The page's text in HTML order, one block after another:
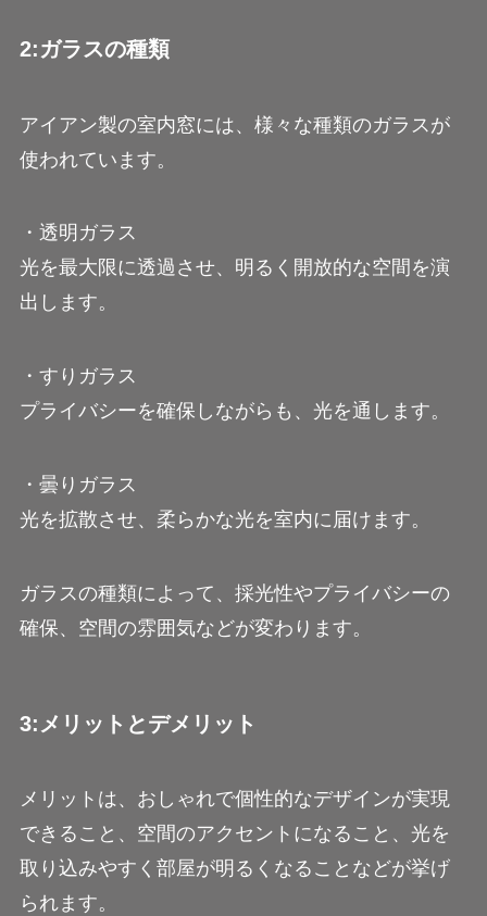
2:ガラスの種類
アイアン製の室内窓には、様々な種類のガラスが
使われています。
・透明ガラス
光を最大限に透過させ、明るく開放的な空間を演
出します。
・すりガラス
プライバシーを確保しながらも、光を通します。
・曇りガラス
光を拡散させ、柔らかな光を室内に届けます。
ガラスの種類によって、採光性やプライバシーの
確保、空間の雰囲気などが変わります。
3:メリットとデメリット
メリットは、おしゃれで個性的なデザインが実現
できること、空間のアクセントになること、光を
取り込みやすく部屋が明るくなることなどが挙げ
られます。